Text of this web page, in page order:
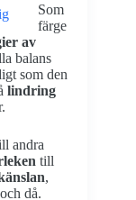
Som
färge
av
balans
som den
lindring
andra
till
,
då.